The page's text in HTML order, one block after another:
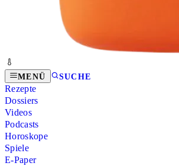
MENÜ SUCHE
Rezepte
Dossiers
Videos
Podcasts
Horoskope
Spiele
E-Paper